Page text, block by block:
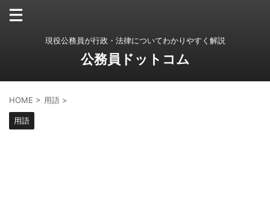
現役公務員が行政・法律についてわかりやすく解説
公務員ドットコム
HOME > 用語 >
用語